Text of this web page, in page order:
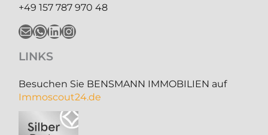
+49 157 787 970 48
E-Mail WhatsApp LinkedIn Instagram
LINKS
Besuchen Sie BENSMANN IMMOBILIEN auf
Immoscout24.de